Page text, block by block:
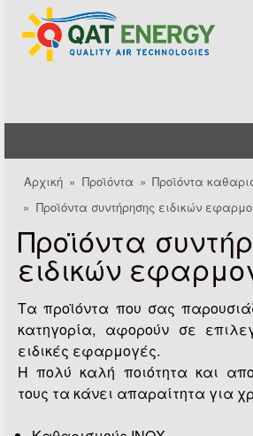
κυρίως
QAT
Energy
Είστε εδώ
Αρχική » Προϊόντα » Προϊόντα
» Προϊόντα συντήρησης ειδικών
Προϊόντα
ειδικών
Τα προϊόντα που σας
κατηγορία, αφορούν σε
ειδικές εφαρμογές.
Η πολύ καλή ποιότητα και
τους τα κάνει απαραίτητα για